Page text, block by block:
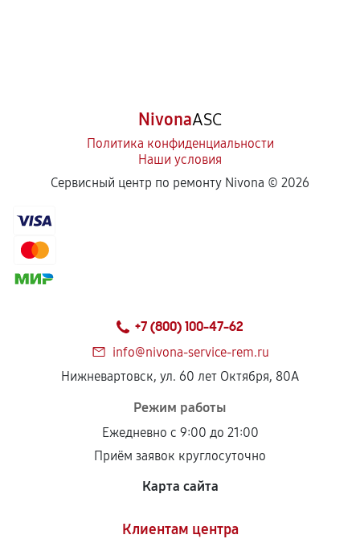
NivonaASC
Политика конфиденциальности
Наши условия
Сервисный центр по ремонту Nivona © 2026
+7 (800) 100-47-62
info@nivona-service-rem.ru
Нижневартовск, ул. 60 лет Октября, 80А
Режим работы
Ежедневно с 9:00 до 21:00
Приём заявок круглосуточно
Карта сайта
Клиентам центра